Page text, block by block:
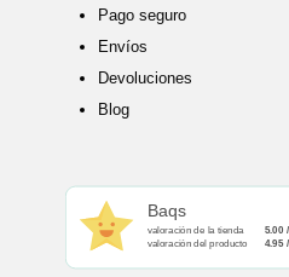
Pago seguro
Envíos
Devoluciones
Blog
Baqs
valoración de la tienda
5.00
valoración del producto
4.95